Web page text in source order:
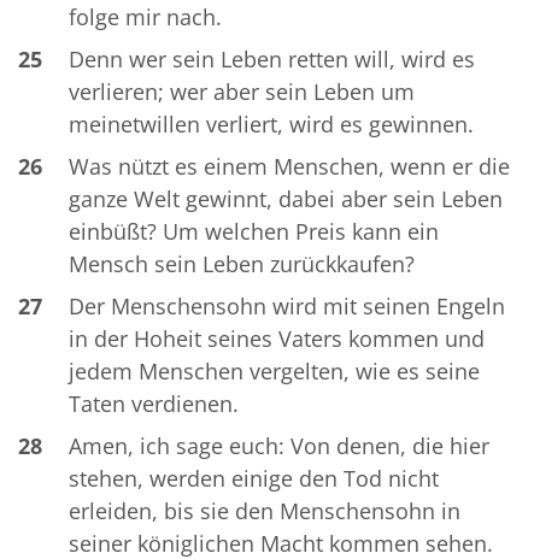
folge mir nach.
25
Denn wer sein Leben retten will, wird es
verlieren; wer aber sein Leben um
meinetwillen verliert, wird es gewinnen.
26
Was nützt es einem Menschen, wenn er die
ganze Welt gewinnt, dabei aber sein Leben
einbüßt? Um welchen Preis kann ein
Mensch sein Leben zurückkaufen?
27
Der Menschensohn wird mit seinen Engeln
in der Hoheit seines Vaters kommen und
jedem Menschen vergelten, wie es seine
Taten verdienen.
28
Amen, ich sage euch: Von denen, die hier
stehen, werden einige den Tod nicht
erleiden, bis sie den Menschensohn in
seiner königlichen Macht kommen sehen.